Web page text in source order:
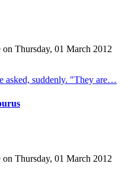
on Thursday, 01 March 2012
asked, suddenly. "They are…
on Thursday, 01 March 2012